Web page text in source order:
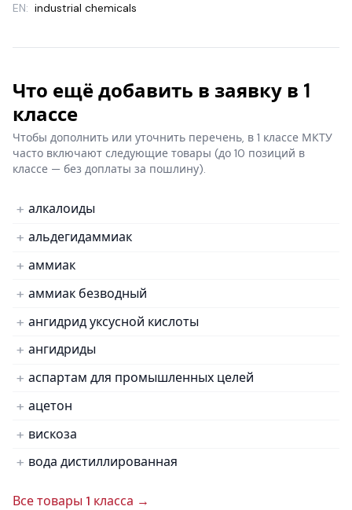
EN: industrial chemicals
Что ещё добавить в заявку в 1
классе
Чтобы дополнить или уточнить перечень, в 1 классе МКТУ
часто включают следующие товары (до 10 позиций в
классе — без доплаты за пошлину).
алкалоиды
альдегидаммиак
аммиак
аммиак безводный
ангидрид уксусной кислоты
ангидриды
аспартам для промышленных целей
ацетон
вискоза
вода дистиллированная
Все товары 1 класса →